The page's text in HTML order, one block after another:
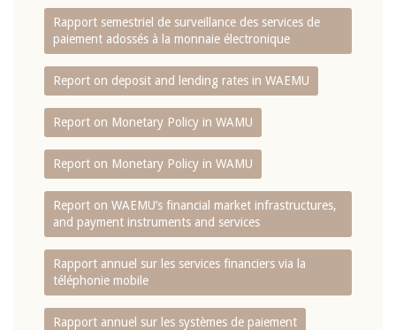
Rapport semestriel de surveillance des services de
paiement adossés à la monnaie électronique
Report on deposit and lending rates in WAEMU
Report on Monetary Policy in WAMU
Report on Monetary Policy in WAMU
Report on WAEMU’s financial market infrastructures,
and payment instruments and services
Rapport annuel sur les services financiers via la
téléphonie mobile
Rapport annuel sur les systèmes de paiement